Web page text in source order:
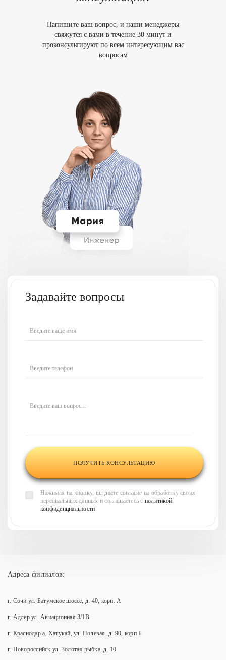
Напишите ваш вопрос, и наши менеджеры
свяжутся с вами в течение 30 минут и
проконсультируют по всем интересующим вас
вопросам
Задавайте вопросы
Введите ваше имя
Введите телефон
Введите ваш вопрос...
Нажимая на кнопку, вы даете согласие на обработку своих
персональных данных и соглашаетесь с политикой
конфиденциальности
Адреса филиалов:
г. Сочи ул. Батумское шоссе, д. 40, корп. А
г. Адлер ул. Авиационная 3/1В
г. Краснодар а. Хатукай, ул. Полевая, д. 90, корп Б
г. Новороссийск ул. Золотая рыбка, д. 10